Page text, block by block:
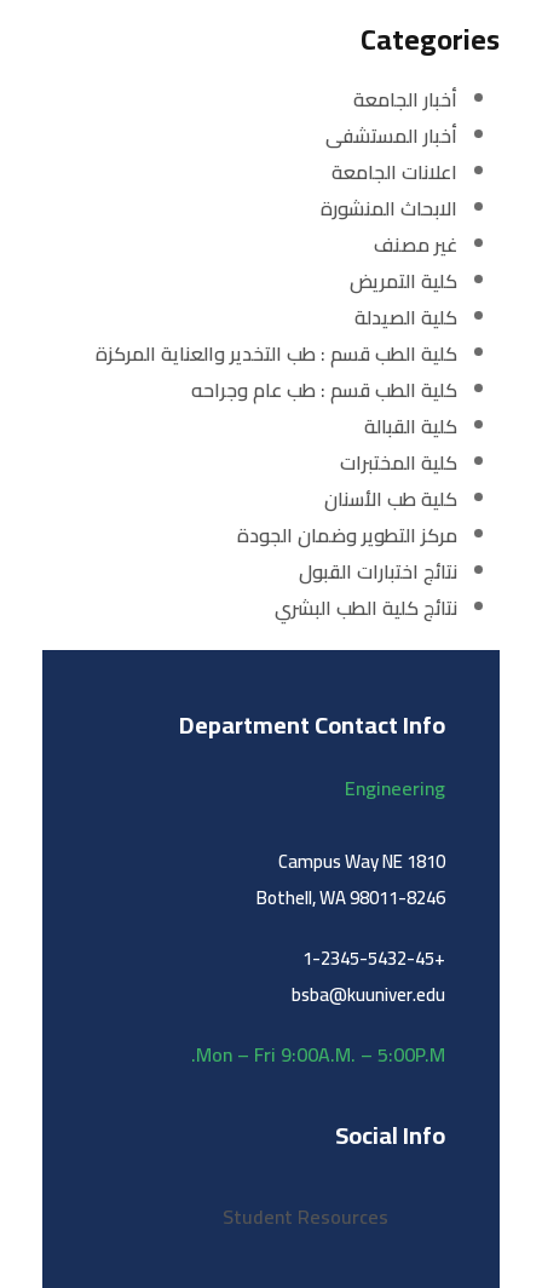
Categories
أخبار الجامعة
أخبار المستشفى
اعلانات الجامعة
الابحاث المنشورة
غير مصنف
كلية التمريض
كلية الصيدلة
كلية الطب قسم : طب التخدير والعناية المركزة
كلية الطب قسم : طب عام وجراحه
كلية القبالة
كلية المختبرات
كلية طب الأسنان
مركز التطوير وضمان الجودة
نتائج اختبارات القبول
نتائج كلية الطب البشري
Department Contact Info
Engineering
1810 Campus Way NE
Bothell, WA 98011-8246
+1-2345-5432-45
bsba@kuuniver.edu
Mon – Fri 9:00A.M. – 5:00P.M.
Social Info
Student Resources